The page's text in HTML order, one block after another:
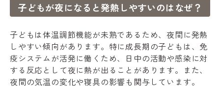
子どもが夜になると発熱しやすいのはなぜ？
子どもは体温調節機能が未熟であるため、夜間に発熱
しやすい傾向があります。特に成長期の子どもは、免
疫システムが活発に働くため、日中の活動や感染に対
する反応として夜に熱が出ることがあります。また、
夜間の気温の変化や寝具の影響も関与しています。